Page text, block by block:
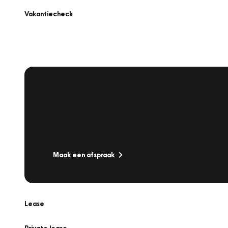
Vakantiecheck
Maak een afspraak
Lease